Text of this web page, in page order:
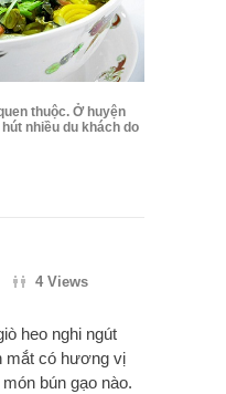
thuộc. Ở huyện
nhiều du khách do
4 Views
heo nghi ngút
mắt có hương vị
bún gạo nào.